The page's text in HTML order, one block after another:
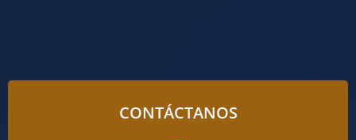
CONTÁCTANOS